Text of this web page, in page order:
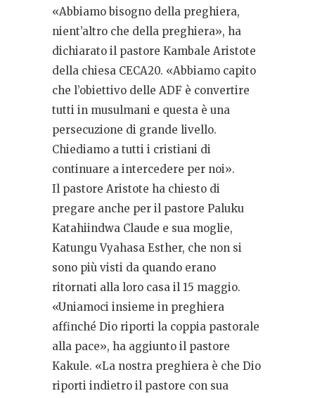
«Abbiamo bisogno della preghiera,
nient’altro che della preghiera», ha
dichiarato il pastore Kambale Aristote
della chiesa CECA20. «Abbiamo capito
che l’obiettivo delle ADF è convertire
tutti in musulmani e questa è una
persecuzione di grande livello.
Chiediamo a tutti i cristiani di
continuare a intercedere per noi».
Il pastore Aristote ha chiesto di
pregare anche per il pastore Paluku
Katahiindwa Claude e sua moglie,
Katungu Vyahasa Esther, che non si
sono più visti da quando erano
ritornati alla loro casa il 15 maggio.
«Uniamoci insieme in preghiera
affinché Dio riporti la coppia pastorale
alla pace», ha aggiunto il pastore
Kakule. «La nostra preghiera è che Dio
riporti indietro il pastore con sua